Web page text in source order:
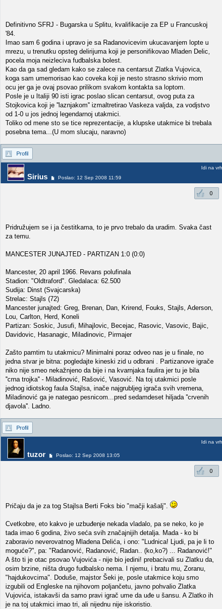
Definitivno SFRJ - Bugarska u Splitu, kvalifikacije za EP u Francuskoj
'84.
Imao sam 6 godina i upravo je sa Radanovicevim ukucavanjem lopte u
mrezu, u trenutku opsteg delirijuma koji je personifikovao Mladen Delic,
pocela moja neizleciva fudbalska bolest.
Kao da ga sad gledam kako se zalece na centarsut Zlatka Vujovica,
koga sam umemorisao kao coveka koji je nesto strasno skrivio mom
ocu jer ga je ovaj psovao prilikom svakom kontakta sa loptom.
Posle je u Italiji 90 isti igrac poslao slican centarsut, ovog puta za
Stojkovica koji je ''laznjakom'' izmaltretirao Vaskeza valjda, za vodjstvo
od 1-0 u jos jednoj legendarnoj utakmici.
Toliko od mene sto se tice reprezentacije, a klupske utakmice bi trebala
posebna tema...(U mom slucaju, naravno)
Profil
Sirius Poslao: 12 Sep 2008 11:59
Idi na vrh
0
Pridružujem se i ja čestitkama, to je prvo trebalo da uradim. Svaka čast
za temu.
MANCESTER JUNAJTED - PARTIZAN 1:0 (0:0)
Mancester, 20 april 1966. Revans polufinala
Stadion: "Oldtraford". Gledalaca: 62.500
Sudija: Dinst (Svajcarska)
Strelac: Stajls (72)
Mancester junajted: Greg, Brenan, Dan, Krirend, Fouks, Stajls, Aderson,
Lou, Carlton, Herd, Koneli
Partizan: Soskic, Jusufi, Mihajlovic, Becejac, Rasovic, Vasovic, Bajic,
Davidovic, Hasanagic, Miladinovic, Pirmajer
Zašto pamtim tu utakmicu? Minimalni poraz odveo nas je u finale, no
jedna stvar je bitna: pogledajte kineski zid u odbrani . Partizanove igrače
niko nije smeo nekažnjeno da bije i na kvarnjaka faulira jer tu je bila
''crna trojka'' - Miladinović, Rašović, Vasović. Na toj utakmici posle
jednog idiotskog faula Stajlsa, inače najgrubljeg igrača svih vremena,
Miladinović ga je nategao pesnicom...pred sedamdeset hiljada ''crvenih
djavola''. Ladno.
Profil
tuzor Poslao: 12 Sep 2008 13:05
Idi na vrh
0
Pričaju da je za tog Stajlsa Berti Foks bio "mačji kašalj".
Cvetkobre, eto kakvo je uzbuđenje nekada vladalo, pa se neko, ko je
tada imao 6 godina, živo seća svih značajnijih detalja. Mada - ko bi
zaboravio neverovatnog Mladena Delića, i ono: "Ludnica! Ljudi, pa je li to
moguće?", pa: "Radanović, Radanović, Radan.. (ko,ko?) ... Radanović!"
A što ti je otac psovao Vujovića - nije bio jedini! prebacivali su Zlatku da,
osim brzine, ništa drugo fudbalsko nema. I njemu, i bratu mu, Zoranu,
"hajdukovcima". Doduše, majstor Šeki je, posle utakmice koju smo
izgubili od Engleske na njihovom poljančetu, javno pohvalio Zlatka
Vujovića, istakavši da samo pravi igrač ume da uđe u šansu. A Zlatko ih
je na toj utakmici imao tri, ali nijednu nije iskoristio.